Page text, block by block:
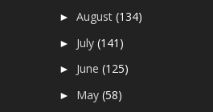
►August(134)
► July(141)
► June(125)
► May(58)